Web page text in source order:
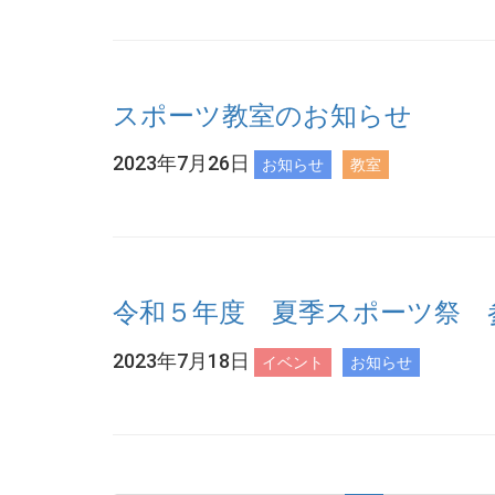
スポーツ教室のお知らせ
2023年7月26日 お知らせ 教室
令和５年度 夏季スポーツ祭
2023年7月18日 イベント お知らせ